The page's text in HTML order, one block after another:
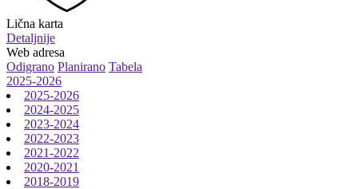
Lična karta
Detaljnije
Web adresa
Odigrano Planirano Tabela
2025-2026
2025-2026
2024-2025
2023-2024
2022-2023
2021-2022
2020-2021
2018-2019